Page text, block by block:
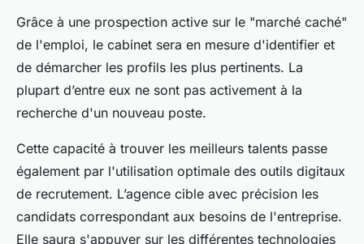
Grâce à une prospection active sur le "marché caché"
de l'emploi, le cabinet sera en mesure d'identifier et
de démarcher les profils les plus pertinents. La
plupart d’entre eux ne sont pas activement à la
recherche d'un nouveau poste.
Cette capacité à trouver les meilleurs talents passe
également par l'utilisation optimale des outils digitaux
de recrutement. L’agence cible avec précision les
candidats correspondant aux besoins de l'entreprise.
Elle saura s'appuyer sur les différentes technologies